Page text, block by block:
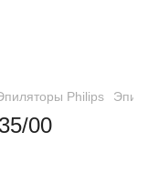
Philips
00